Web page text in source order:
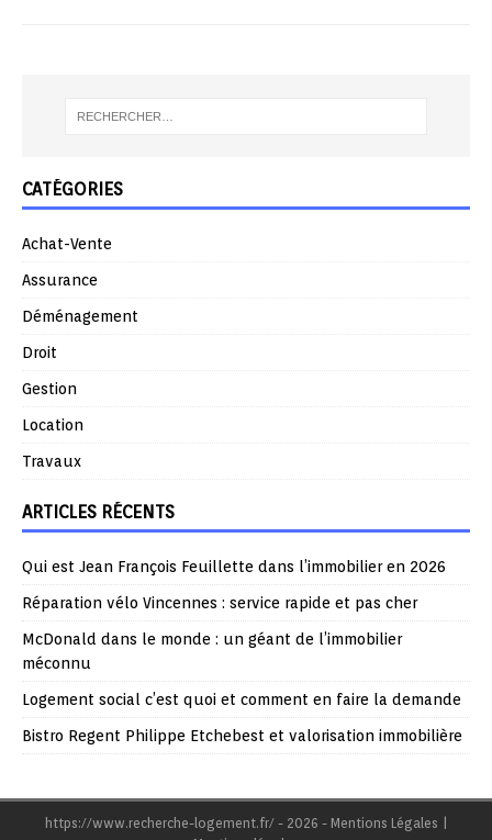
CATÉGORIES
Achat-Vente
Assurance
Déménagement
Droit
Gestion
Location
Travaux
ARTICLES RÉCENTS
Qui est Jean François Feuillette dans l’immobilier en 2026
Réparation vélo Vincennes : service rapide et pas cher
McDonald dans le monde : un géant de l’immobilier
méconnu
Logement social c’est quoi et comment en faire la demande
Bistro Regent Philippe Etchebest et valorisation immobilière
https://www.recherche-logement.fr/ - 2026 - Mentions Légales